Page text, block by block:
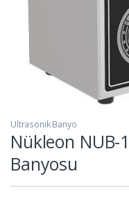
Ultrasonik Banyo
Nükleon NUB-
Banyosu